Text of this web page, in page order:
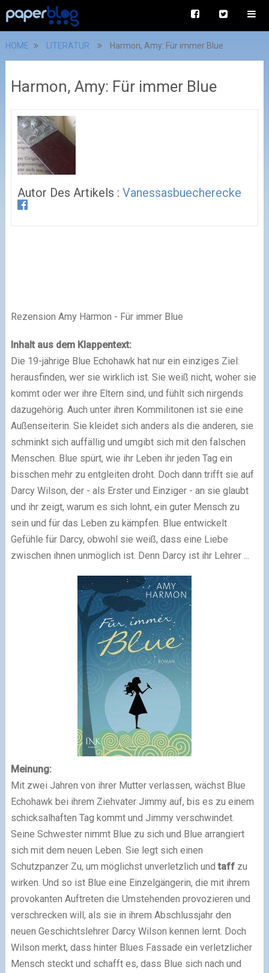
HOME LITERATUR Harmon, Amy: Für immer Blue
Harmon, Amy: Für immer Blue
Autor Des Artikels : Vanessasbuecherecke
Rezension Amy Harmon - Für immer Blue
Inhalt aus dem Klappentext:
Die 19-jährige Blue Echohawk hat nur ein einziges Ziel:
herausfinden, wer sie wirklich ist. Sie weiß nicht, woher sie
kommt oder wer ihre Eltern sind, und fühlt sich nirgends
dazugehörig. Auch unter ihren Kommilitonen ist sie eine
Außenseiterin. Sie kleidet sich anders als die anderen, sie
schminkt sich auffällig und umgibt sich mit den falschen
Menschen. Blue spürt, wie ihr Leben ihr jeden Tag ein
bisschen mehr zu entgleiten droht. Doch dann trifft sie auf
Darcy Wilson, der - als Erster und Einziger - an sie glaubt
und ihr zeigt, warum es sich lohnt, ein guter Mensch zu
sein und für das Leben zu kämpfen. Blue entwickelt
Gefühle für Darcy, obwohl sie weiß, dass eine Liebe
zwischen ihnen unmöglich ist. Denn Darcy ist ihr Lehrer ...
Meinung:
Mit zwei Jahren von ihrer Mutter verlassen, wächst Blue
Echohawk bei ihrem Ziehvater Jimmy auf, bis es zu einem
schicksalhaften Tag kommt und Jimmy verschwindet.
Seine Schwester nimmt Blue zu sich und Blue arrangiert
sich mit dem neuen Leben. Sie legt sich einen
Schutzpanzer Zu, um möglichst unverletzlich undtaffzu
wirken. Und so ist Blue eine Einzelgängerin, die mit ihrem
provokanten Auftreten die Umstehenden provozieren und
verschrecken will, als sie in ihrem Abschlussjahr den
neuen Geschichtslehrer Darcy Wilson kennen lernt. Doch
Wilson merkt, dass hinter Blues Fassade ein verletzlicher
Mensch steckt und schafft es, dass Blue sich nach und